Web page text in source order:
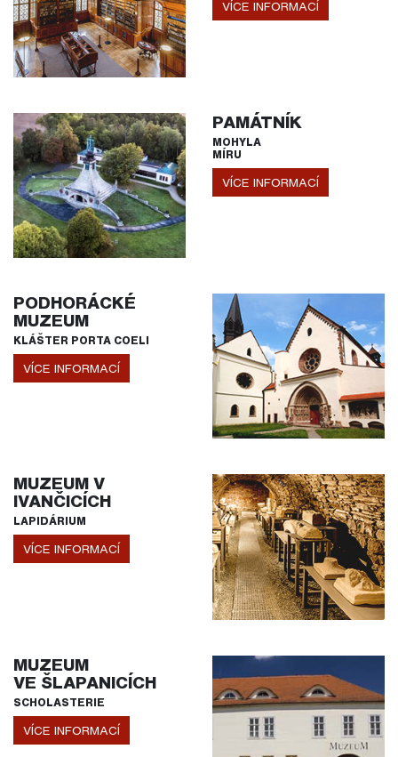
VÍCE INFORMACÍ
PAMÁTNÍK
MOHYLA
MÍRU
VÍCE INFORMACÍ
PODHORÁCKÉ
MUZEUM
KLÁŠTER PORTA COELI
VÍCE INFORMACÍ
MUZEUM V
IVANČICÍCH
LAPIDÁRIUM
VÍCE INFORMACÍ
MUZEUM
VE ŠLAPANICÍCH
SCHOLASTERIE
VÍCE INFORMACÍ